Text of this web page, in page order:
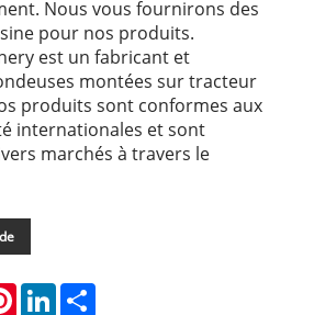
Nous vous fournirons des
pour nos produits.
est un fabricant et
montées sur tracteur
produits sont conformes aux
internationales et sont
marchés à travers le
PinterestLinkedIn